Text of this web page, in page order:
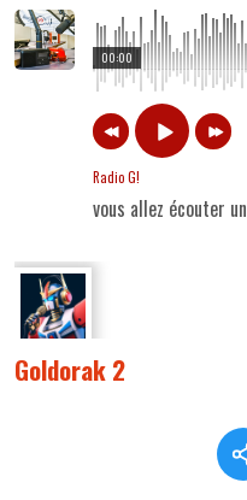
00:00
Radio G!
vous allez écouter
Goldorak 2